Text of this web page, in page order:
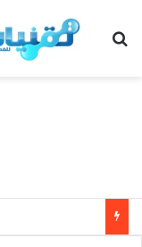
بحث عن